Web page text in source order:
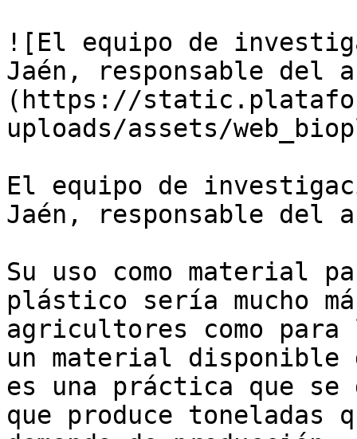
![El equipo de
Jaén, responsable
(https://
uploads/assets/
El equipo de
Jaén, responsable del
Su uso como material
plástico sería mucho
agricultores como
un material disponible
es una práctica que se
que produce toneladas